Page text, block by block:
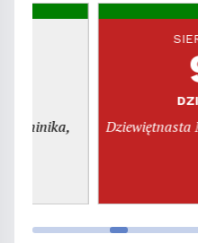
Dominika,
Dziewiętnasta